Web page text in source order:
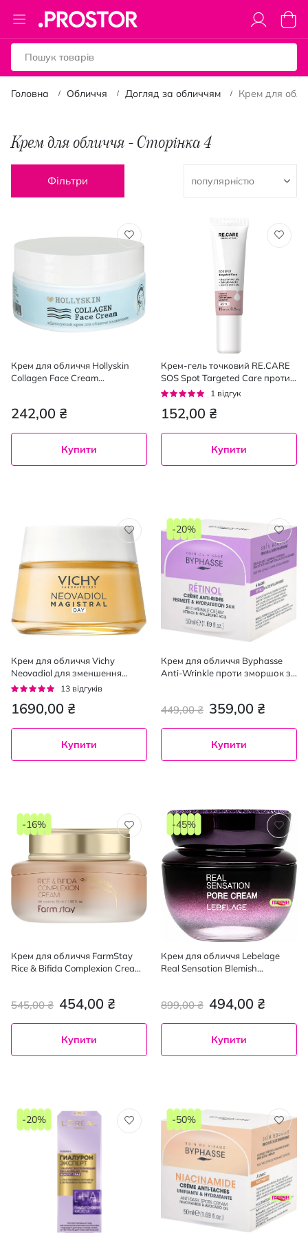
Toggle
Nav
Кошик
Головна Обличчя Догляд за обличчям Крем для
Крем для обличчя - Сторінка 4
Фільтри
Крем для обличчя Hollyskin
Collagen Face Cream
242,00 ₴
Купити
Крем-гель точковий RE.CARE
SOS Spot Targeted Care проти
висипань швидкої дії 15 мл
Рейтинг:
1 відгук
152,00 ₴
Купити
Крем для обличчя Vichy
Neovadiol для зменшення
глубоких зморшок 50 мл
Рейтинг:
13 відгуків
1690,00 ₴
Купити
Крем для обличчя Byphasse
Anti-Wrinkle проти зморшок з
359,00 ₴
449,00 ₴
-20%
Купити
Крем для обличчя FarmStay
Rice & Bifida Complexion Cream
454,00 ₴
545,00 ₴
-16%
Купити
Крем для обличчя Lebelage
Real Sensation Blemish
494,00 ₴
899,00 ₴
-45%
Купити
-20% -50%